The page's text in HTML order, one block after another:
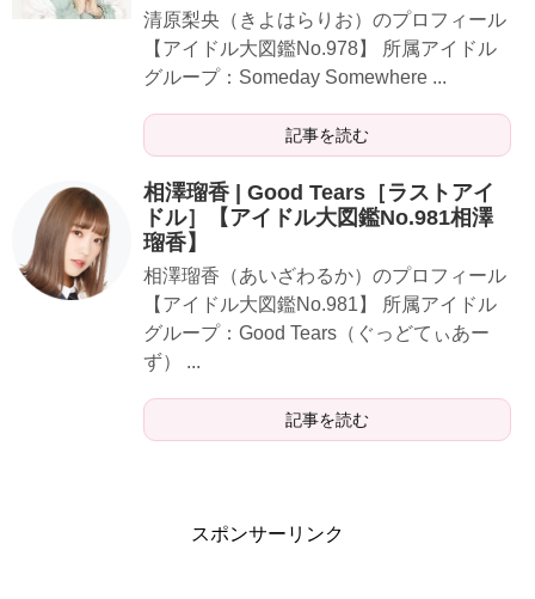
​​​清原梨央（きよはらりお）のプロフィール
【アイドル大図鑑No.978】 所属アイドル
グループ：Someday Somewhere ...
記事を読む
相澤瑠香 | Good Tears［ラストアイ
ドル］【アイドル大図鑑No.981相澤
瑠香】
相澤瑠香（あいざわるか）のプロフィール
【アイドル大図鑑No.981】 所属アイドル
グループ：Good Tears（ぐっどてぃあー
ず） ...
記事を読む
スポンサーリンク